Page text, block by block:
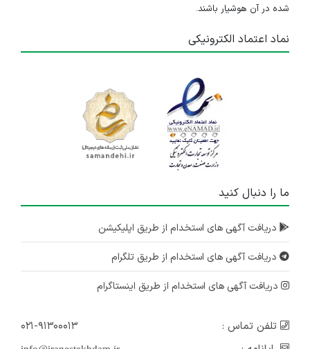
شده در آن هوشیار باشند.
نماد اعتماد الکترونیکی
ما را دنبال کنید
دریافت آگهی های استخدام از طریق اپلیکیشن
دریافت آگهی های استخدام از طریق تلگرام
دریافت آگهی های استخدام از طریق اینستاگرام
تلفن تماس :
۰۲۱-۹۱۳۰۰۰۱۳